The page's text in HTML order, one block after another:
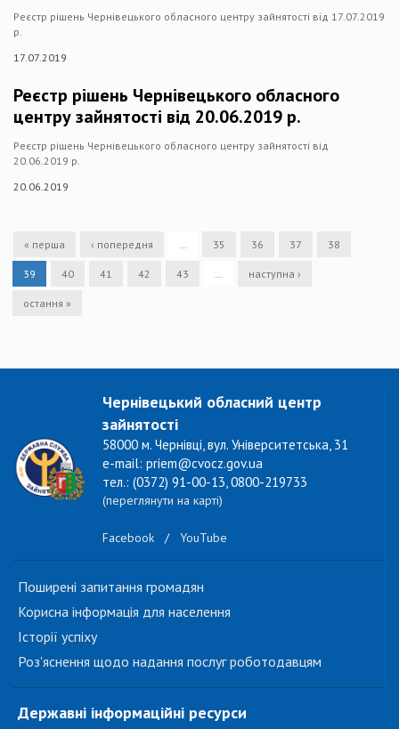
Реєстр рішень Чернівецького обласного центру зайнятості від 17.07.2019
р.
17.07.2019
Реєстр рішень Чернівецького обласного
центру зайнятості від 20.06.2019 р.
Реєстр рішень Чернівецького обласного центру зайнятості від
20.06.2019 р.
20.06.2019
« перша ‹ попередня … 35 36 37 38
39 40 41 42 43 … наступна ›
остання »
Чернівецький обласний центр
зайнятості
58000 м. Чернівці, вул. Університетська, 31
e-mail: priem@cvocz.gov.ua
тел.: (0372) 91-00-13, 0800-219733
(переглянути на карті)
Facebook / YouTube
Поширені запитання громадян
Корисна інформація для населення
Історії успіху
Роз'яснення щодо надання послуг роботодавцям
Державні інформаційні ресурси